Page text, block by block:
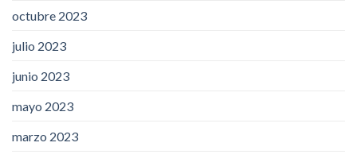
octubre 2023
julio 2023
junio 2023
mayo 2023
marzo 2023